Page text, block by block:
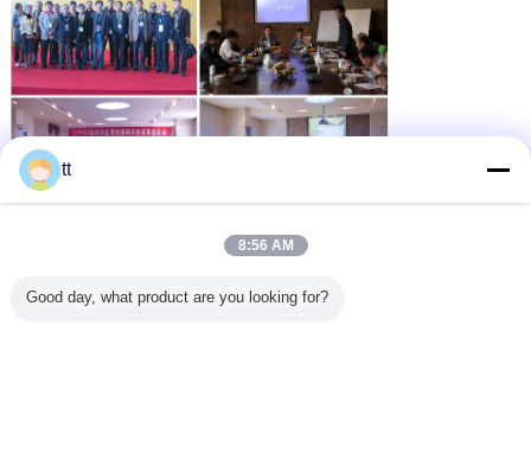
tt
8:56 AM
Good day, what product are you looking for?